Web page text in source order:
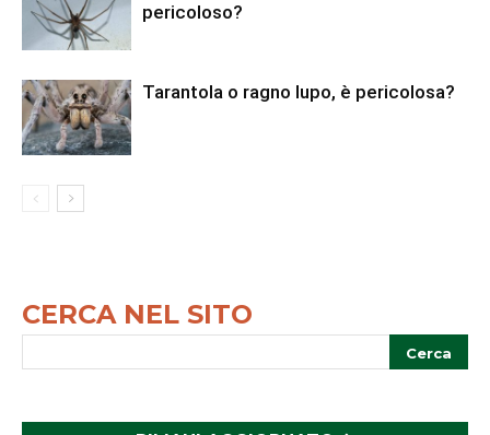
pericoloso?
Tarantola o ragno lupo, è pericolosa?
CERCA NEL SITO